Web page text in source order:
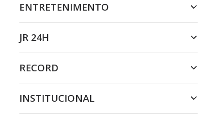
ENTRETENIMENTO
JR 24H
RECORD
INSTITUCIONAL